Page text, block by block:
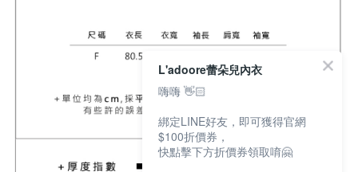
L'adoore蕾朵兒內衣
嗨嗨 👋🏻
綁定LINE好友，即可獲得官網
$100折價券，
快點擊下方折價券領取唷🤗